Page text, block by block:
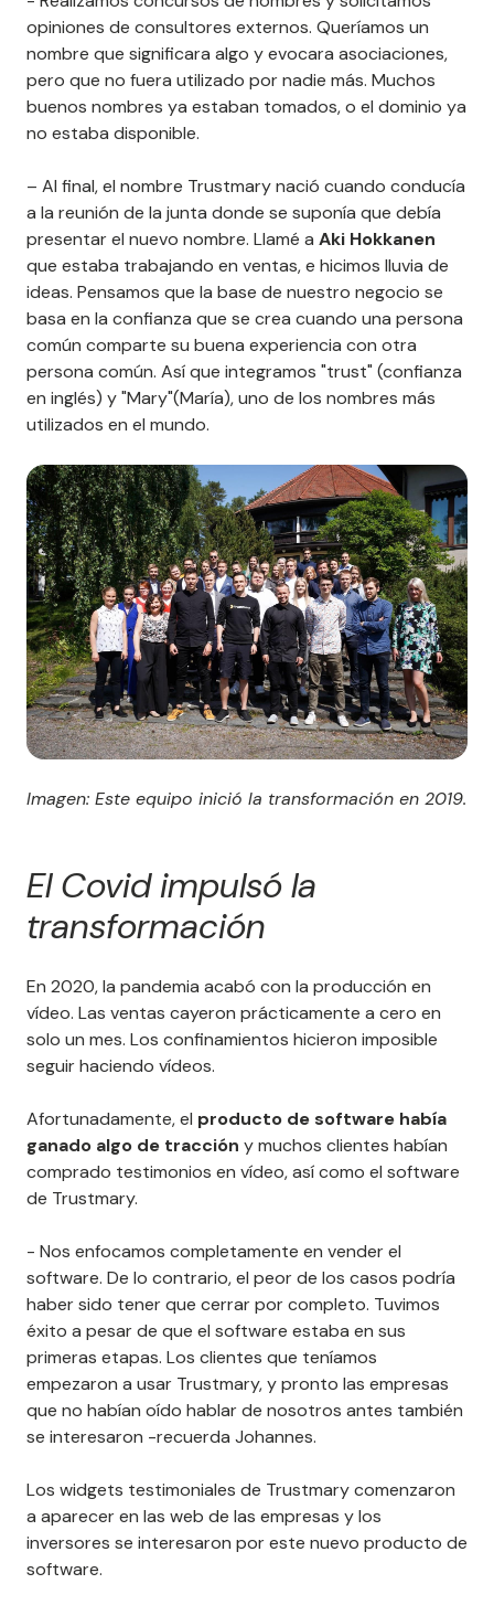
opiniones de consultores externos. Queríamos un
nombre que significara algo y evocara asociaciones,
pero que no fuera utilizado por nadie más. Muchos
buenos nombres ya estaban tomados, o el dominio ya
no estaba disponible.
– Al final, el nombre Trustmary nació cuando conducía
a la reunión de la junta donde se suponía que debía
presentar el nuevo nombre. Llamé a Aki Hokkanen
que estaba trabajando en ventas, e hicimos lluvia de
ideas. Pensamos que la base de nuestro negocio se
basa en la confianza que se crea cuando una persona
común comparte su buena experiencia con otra
persona común. Así que integramos "trust" (confianza
en inglés) y "Mary"(María), uno de los nombres más
utilizados en el mundo.
Imagen: Este equipo inició la transformación en 2019.
El Covid impulsó la
transformación
En 2020, la pandemia acabó con la producción en
vídeo. Las ventas cayeron prácticamente a cero en
solo un mes. Los confinamientos hicieron imposible
seguir haciendo vídeos.
Afortunadamente, el producto de software había
ganado algo de tracción y muchos clientes habían
comprado testimonios en vídeo, así como el software
de Trustmary.
- Nos enfocamos completamente en vender el
software. De lo contrario, el peor de los casos podría
haber sido tener que cerrar por completo. Tuvimos
éxito a pesar de que el software estaba en sus
primeras etapas. Los clientes que teníamos
empezaron a usar Trustmary, y pronto las empresas
que no habían oído hablar de nosotros antes también
se interesaron -recuerda Johannes.
Los widgets testimoniales de Trustmary comenzaron
a aparecer en las web de las empresas y los
inversores se interesaron por este nuevo producto de
software.